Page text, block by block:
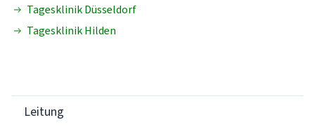
Tagesklinik Düsseldorf
Tagesklinik Hilden
Leitung